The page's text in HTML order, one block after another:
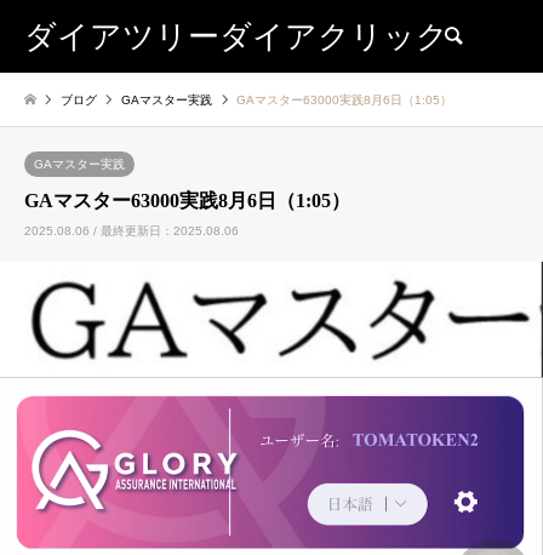
ダイアツリーダイアクリック
ブログ GAマスター実践 GAマスター63000実践8月6日（1:05）
GAマスター実践
GAマスター63000実践8月6日（1:05）
2025.08.06 / 最終更新日：2025.08.06